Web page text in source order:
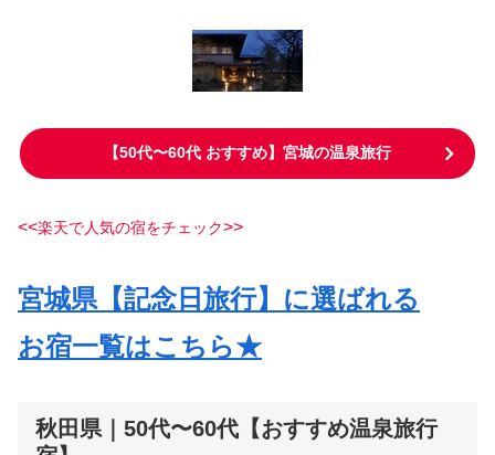
【50代〜60代 おすすめ】宮城の温泉旅行
<<楽天で人気の宿をチェック>>
宮城県【記念日旅行】に選ばれる
お宿一覧はこちら★
秋田県｜50代〜60代【おすすめ温泉旅行